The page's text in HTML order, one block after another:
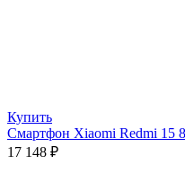
Купить
Смартфон Xiaomi Redmi 15
17 148 ₽